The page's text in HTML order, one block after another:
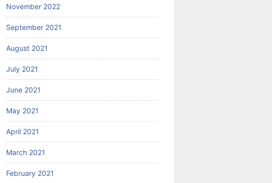
November 2022
September 2021
August 2021
July 2021
June 2021
May 2021
April 2021
March 2021
February 2021